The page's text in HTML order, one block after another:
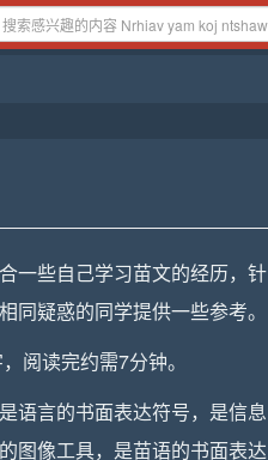
一些自己学习苗文的经历，针
疑惑的同学提供一些参考。
阅读完约需7分钟。
语言的书面表达符号，是信息
图像工具，是苗语的书面表达